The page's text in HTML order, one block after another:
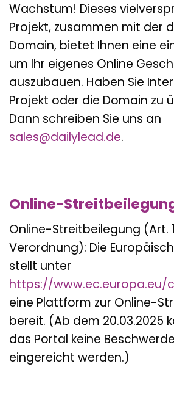
Wachstum! Dieses
Projekt, zusammen mit der
Domain, bietet Ihnen eine
um Ihr eigenes Online
auszubauen. Haben Sie
Projekt oder die Domain zu
Dann schreiben Sie uns an
sales@dailylead.de.
Online-
Online-Streitbeilegung (Art.
Verordnung): Die
stellt unter
https://www.ec.europa.eu/
eine Plattform zur Online-
bereit. (Ab dem 20.03.2025
das Portal keine
eingereicht werden.)